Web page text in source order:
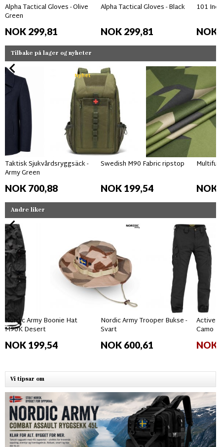
Alpha Tactical Gloves - Olive
Green
NOK 299,81
Alpha Tactical Gloves - Black
NOK 299,81
101 Inc
NOK
Tilbake på lager og nyheter
Nyhet
Taktisk Sjukvårdsryggsäck -
Army Green
NOK 700,88
Swedish M90 Fabric ripstop
NOK 199,54 NOK
Andre liker
Nordic Army Boonie Hat
M90K Desert
NOK 199,54
Nordic Army Trooper Bukse -
Svart
NOK 600,61
Active
Camo
NOK
Vi tipsar om